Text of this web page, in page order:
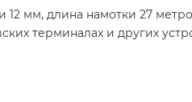
мм, длина намотки 27
терминалах и других